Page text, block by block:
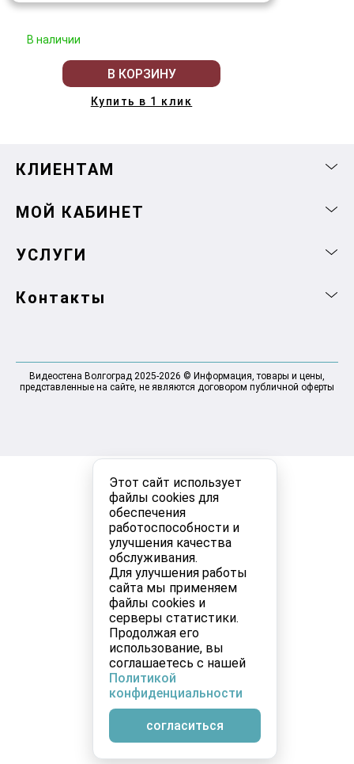
Этот сайт использует
файлы cookies для
обеспечения
работоспособности и
улучшения качества
обслуживания.
Для улучшения работы
сайта мы применяем
файлы cookies и
серверы статистики.
Продолжая его
использование, вы
соглашаетесь с нашей
Политикой
конфиденциальности
согласиться
В наличии
В КОРЗИНУ
Купить в 1 клик
КЛИЕНТАМ
МОЙ КАБИНЕТ
УСЛУГИ
Контакты
Видеостена Волгоград 2025-2026 © Информация, товары и цены,
представленные на сайте, не являются договором публичной оферты